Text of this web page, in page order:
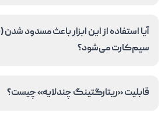
آیا استفاده از این ابزار باعث مسدود
سیم‌کارت می‌شود؟
قابلیت «ریتارگتینگ چندلایه» چیست؟